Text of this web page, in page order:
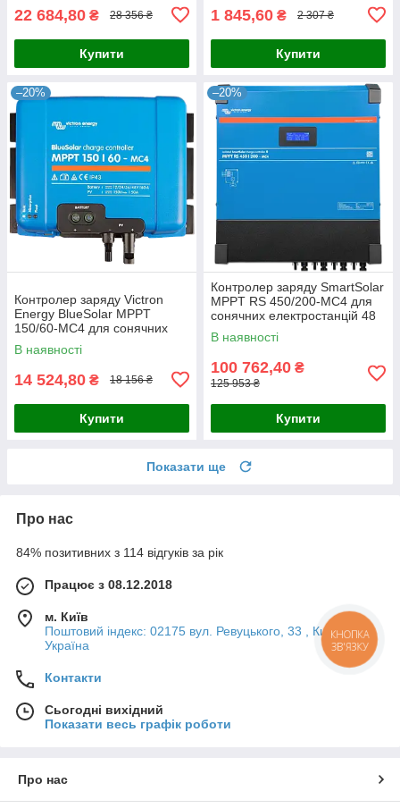
22 684,80 ₴ 28 356 ₴
Купити
1 845,60 ₴ 2 307 ₴
Купити
–20%
Контролер заряду Victron
Energy BlueSolar MPPT
150/60-MC4 для сонячних
панелей 150 В 60 А 12/24/48
В з інтерфейсом VE.Direct та
В наявності
14 524,80 ₴ 18 156 ₴
Купити
–20%
Контролер заряду SmartSolar
MPPT RS 450/200-MC4 для
сонячних електростанцій 48
В, 200 А, 11 500 Вт, з MC4,
VE.Can, VE.Direct та
В наявності
100 762,40 ₴
125 953 ₴
Купити
Показати ще
Про нас
84% позитивних з 114 відгуків за рік
Працює з 08.12.2018
м. Київ
Поштовий індекс: 02175 вул. Ревуцького, 33 , Київ,
Україна
Контакти
Сьогодні вихідний
Показати весь графік роботи
Про нас
КНОПКА
ЗВ'ЯЗКУ